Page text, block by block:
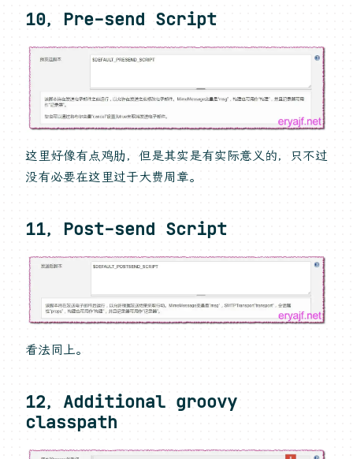
10，Pre-send Script
这里好像有点鸡肋，但是其实是有实际意义的，只不过
没有必要在这里过于大费周章。
11，Post-send Script
看法同上。
12，Additional groovy
classpath